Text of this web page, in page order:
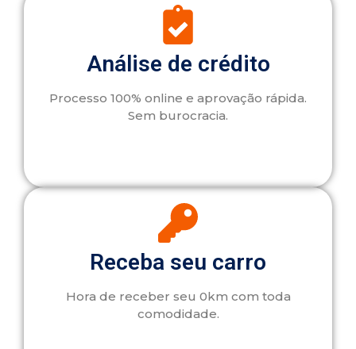
Análise de crédito
Processo 100% online e aprovação rápida.
Sem burocracia.
Receba seu carro
Hora de receber seu 0km com toda
comodidade.